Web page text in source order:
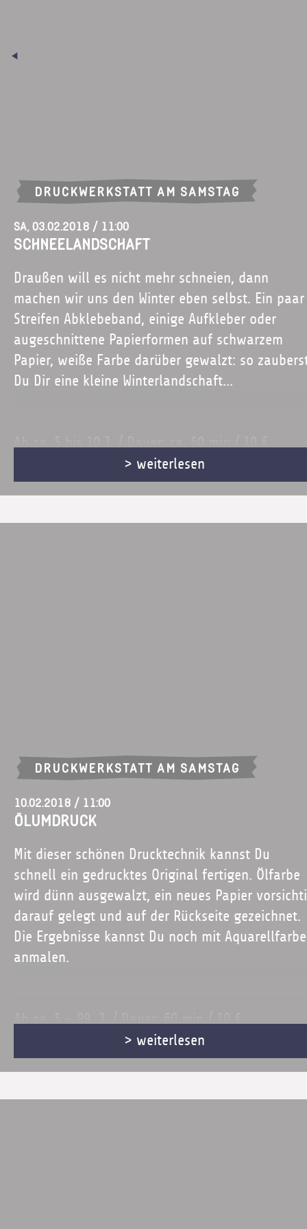
DRUCKWERKSTATT AM SAMSTAG
Sa, 03.02.2018 / 11:00
SCHNEELANDSCHAFT
Draußen will es nicht mehr schneien, dann
machen wir uns den Winter eben selbst. Ein paar
Streifen Abklebeband, einige Aufkleber oder
augeschnittene Papierformen auf schwarzem
Papier, weiße Farbe darüber gewalzt: so
Du Dir eine kleine Winterlandschaft...
Ab ca. 5 bis 10 J. / Dauer: ca. 60 min / 10 €
> weiterlesen
DRUCKWERKSTATT AM SAMSTAG
10.02.2018 / 11:00
ÖLUMDRUCK
Mit dieser schönen Drucktechnik kannst Du
schnell ein gedrucktes Original fertigen. Ölfarbe
wird dünn ausgewalzt, ein neues Papier
darauf gelegt und auf der Rückseite gezeichnet.
Die Ergebnisse kannst Du noch mit
anmalen.
Ab ca. 5 - 99 J. / Dauer: 60 min / 10 €
> weiterlesen